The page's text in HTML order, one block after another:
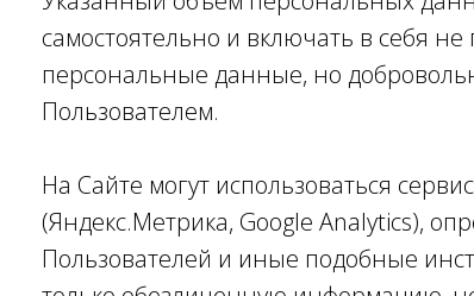
самостоятельно и включать в себя
персональные данные, но
Пользователем.
На Сайте могут использоваться
(Яндекс.Метрика, Google Analytics),
Пользователей и иные подобные